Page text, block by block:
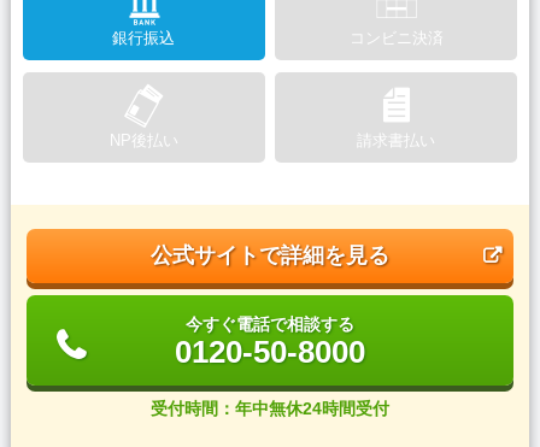
銀行振込 コンビニ決済
NP後払い 請求書払い
公式サイトで詳細を見る
今すぐ電話で相談する
0120-50-8000
受付時間：年中無休24時間受付